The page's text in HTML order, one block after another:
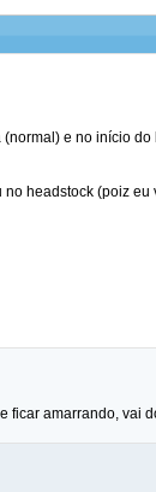
e no início do
headstock (poiz
amarrando, vai